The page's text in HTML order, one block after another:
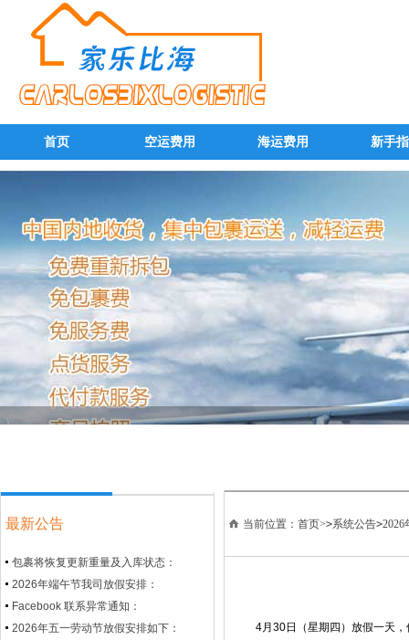
首页 空运费用 海运费用 新手
最新公告
包裹将恢复更新重量及入库状态：
2026年端午节我司放假安排：
Facebook 联系异常通知：
2026年五一劳动节放假安排如下：
当前位置：首页>>系统公告>2026
4月30日（星期四）放假一天